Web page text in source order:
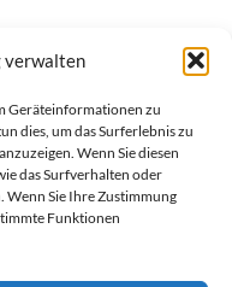
verwalten
Geräteinformationen zu
dies, um das Surferlebnis zu
Wenn Sie diesen
das Surfverhalten oder
Wenn Sie Ihre Zustimmung
Funktionen